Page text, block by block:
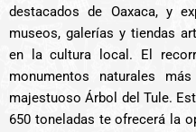
destacados de Oaxaca, y
museos, galerías y tiendas
en la cultura local. El
monumentos naturales
majestuoso Árbol del Tule.
650 toneladas te ofrecerá la